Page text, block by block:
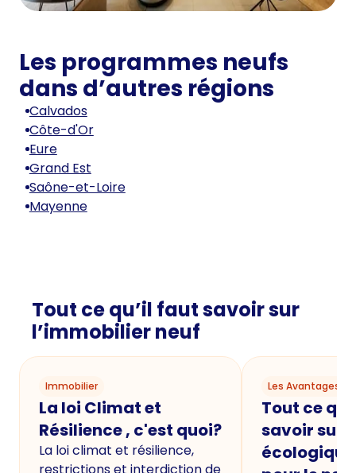
Les programmes neufs
dans d’autres régions
Calvados
Côte-d'Or
Eure
Grand Est
Saône-et-Loire
Mayenne
Tout ce qu’il faut savoir sur
l’immobilier neuf
Immobilier
La loi Climat et
Résilience , c'est quoi?
La loi climat et résilience,
restrictions et interdiction de
Les Avantages
Tout ce
savoir sur
écologique